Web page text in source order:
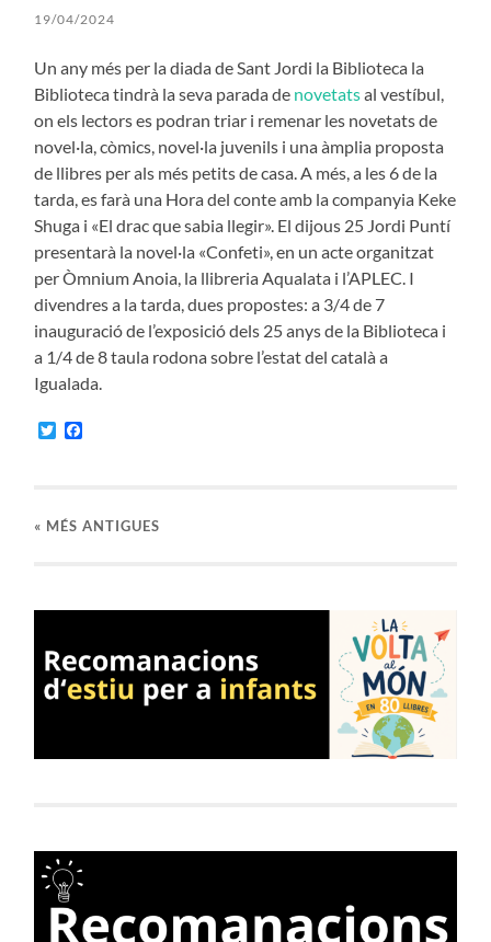
19/04/2024
Un any més per la diada de Sant Jordi la Biblioteca la
Biblioteca tindrà la seva parada de novetatsal vestíbul,
on els lectors es podran triar i remenar les novetats de
novel·la, còmics, novel·la juvenils i una àmplia proposta
de llibres per als més petits de casa. A més, a les 6 de la
tarda, es farà una Hora del conte amb la companyia Keke
Shuga i «El drac que sabia llegir». El dijous 25 Jordi Puntí
presentarà la novel·la «Confeti», en un acte organitzat
per Òmnium Anoia, la llibreria Aqualata i l’APLEC. I
divendres a la tarda, dues propostes: a 3/4 de 7
inauguració de l’exposició dels 25 anys de la Biblioteca i
a 1/4 de 8 taula rodona sobre l’estat del català a
Igualada.
Twitter
« MÉS ANTIGUES